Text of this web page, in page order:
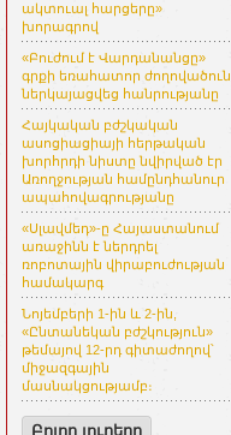
ակտուալ հարցերը»
խորագրով
«Բուժում է Վարդանանցը»
գրքի եռահատոր ժողովածուն
ներկայացվեց հանրությանը
Հայկական բժշկական
ասոցիացիայի հերթական
խորհրդի նիստը նվիրված էր
Առողջության համընդհանուր
ապահովագրությանը
«Սլավմեդ»-ը Հայաստանում
առաջինն է ներդրել
ռոբոտային վիրաբուժության
համակարգ
Նոյեմբերի 1-ին և 2-ին,
«Ընտանեկան բժշկություն»
թեմայով 12-րդ գիտաժողով՝
միջազգային
մասնակցությամբ։
Բոլոր լուրերը